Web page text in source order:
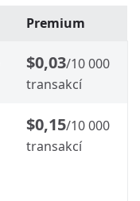
Premium
$0,03/10 000
transakcí
$0,15/10 000
transakcí